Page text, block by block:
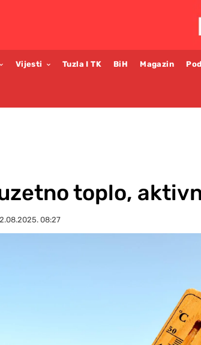
Vijesti Tuzla I TK BiH Magazin
toplo,
08:27